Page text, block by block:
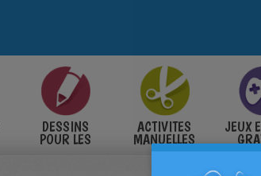
DESSINS
POUR LES
ACTIVITES
MANUELLES
JEUX